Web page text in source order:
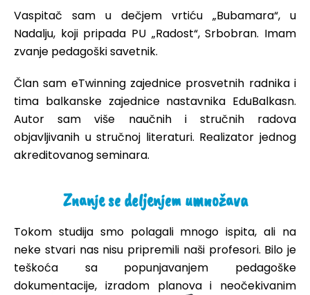
Vaspitač sam u dečjem vrtiću „Bubamara“, u
Nadalju, koji pripada PU „Radost“, Srbobran. Imam
zvanje pedagoški savetnik.
Član sam eTwinning zajednice prosvetnih radnika i
tima balkanske zajednice nastavnika EduBalkasn.
Autor sam više naučnih i stručnih radova
objavljivanih u stručnoj literaturi. Realizator jednog
akreditovanog seminara.
Znanje se deljenjem umnožava
Tokom studija smo polagali mnogo ispita, ali na
neke stvari nas nisu pripremili naši profesori. Bilo je
teškoća sa popunjavanjem pedagoške
dokumentacije, izradom planova i neočekivanim